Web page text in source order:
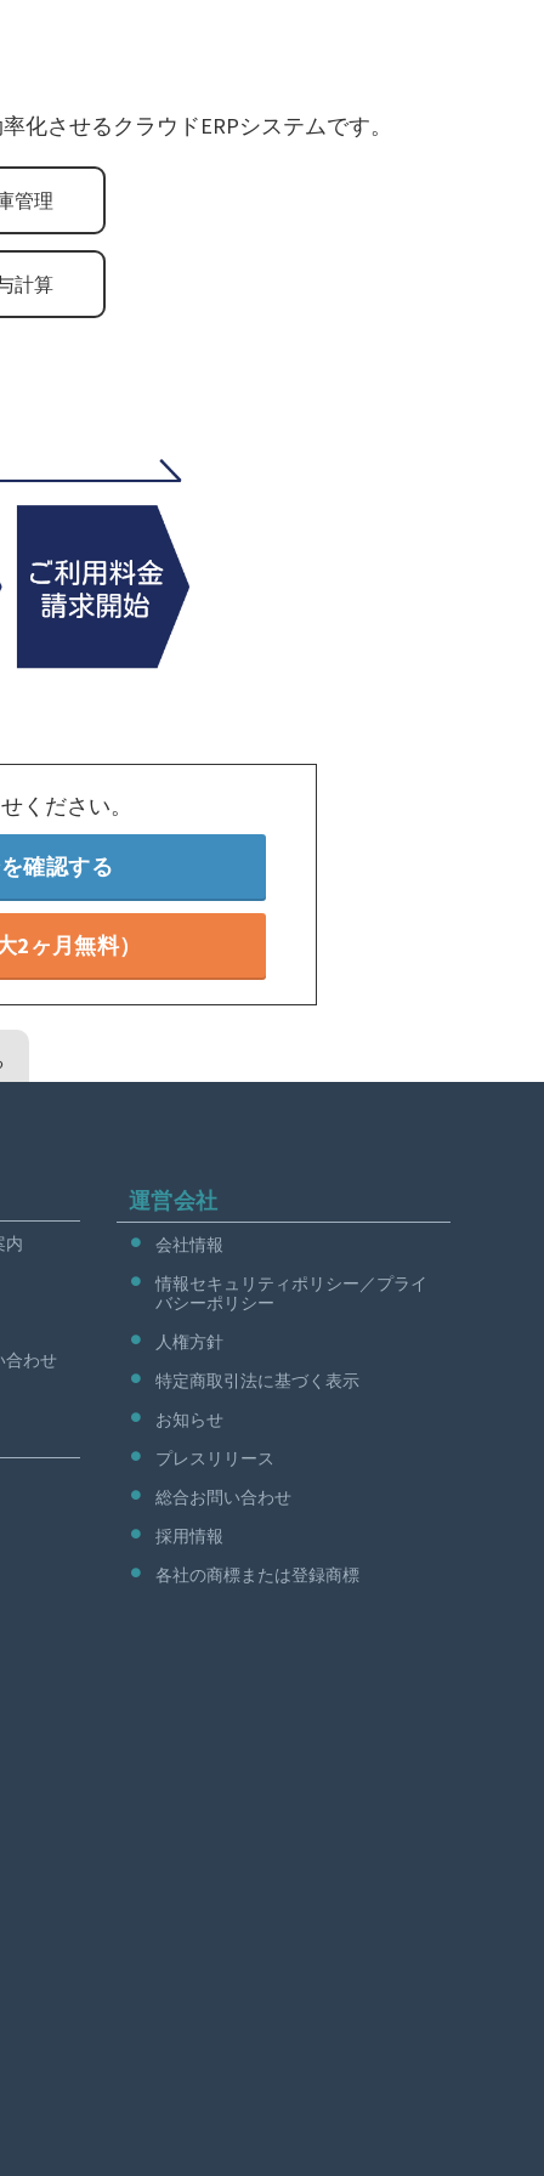
させるクラウドERPシステムです。
管理
計算
ください。
確認する
2ヶ月無料）
内
合わせ
運営会社
会社情報
情報セキュリティポリシー／プライ
バシーポリシー
人権方針
特定商取引法に基づく表示
お知らせ
プレスリリース
総合お問い合わせ
採用情報
各社の商標または登録商標